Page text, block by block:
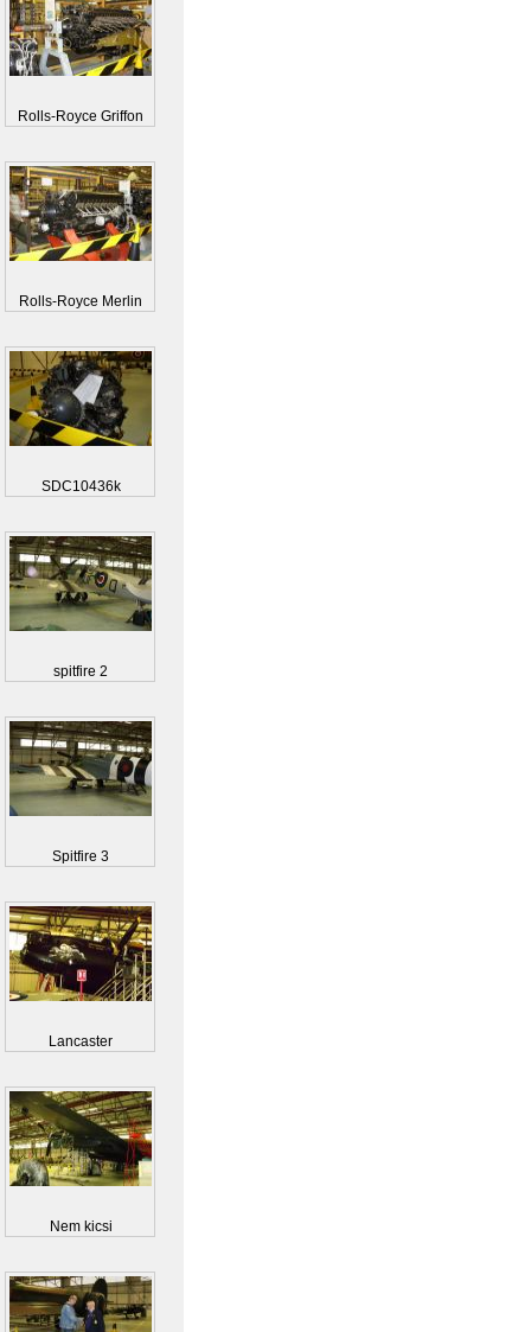
Rolls-Royce Griffon
Rolls-Royce Merlin
SDC10436k
spitfire 2
Spitfire 3
Lancaster
Nem kicsi